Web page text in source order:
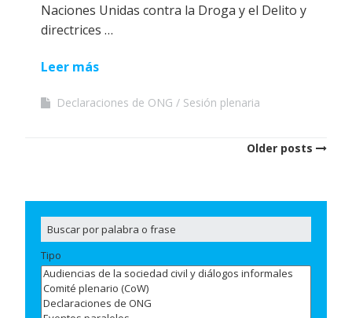
Naciones Unidas contra la Droga y el Delito y
directrices …
Leer más
Declaraciones de ONG Sesión plenaria
Older posts
Tipo